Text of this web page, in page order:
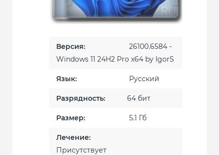
Версия:
26100.6584 -
Windows 11 24H2 Pro х64 by IgorS
Язык: Русский
Разрядность: 64 бит
Размер: 5.1 Гб
Лечение:
Присутствует